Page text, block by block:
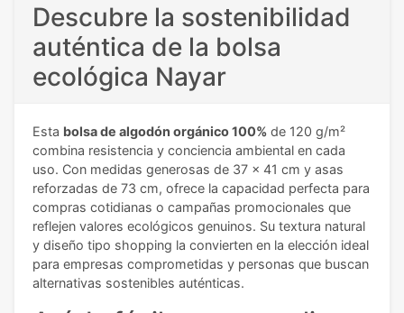
Descubre la sostenibilidad
auténtica de la bolsa
ecológica Nayar
Esta bolsa de algodón orgánico 100% de 120 g/m²
combina resistencia y conciencia ambiental en cada
uso. Con medidas generosas de 37 x 41 cm y asas
reforzadas de 73 cm, ofrece la capacidad perfecta para
compras cotidianas o campañas promocionales que
reflejen valores ecológicos genuinos. Su textura natural
y diseño tipo shopping la convierten en la elección ideal
para empresas comprometidas y personas que buscan
alternativas sostenibles auténticas.